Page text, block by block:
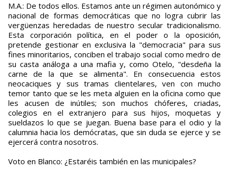
M.A.: De todos ellos. Estamos ante un régimen autonómico y
nacional de formas democráticas que no logra cubrir las
vergüenzas heredadas de nuestro secular tradicionalismo.
Esta corporación política, en el poder o la oposición,
pretende gestionar en exclusiva la "democracia" para sus
fines minoritarios, conciben el trabajo social como medro de
su casta análoga a una mafia y, como Otelo, "desdeña la
carne de la que se alimenta". En consecuencia estos
neocaciques y sus tramas clientelares, ven con mucho
temor tanto que se les meta alguien en la oficina como que
les acusen de inútiles; son muchos chóferes, criadas,
colegios en el extranjero para sus hijos, moquetas y
sueldazos lo que se juegan. Buena base para el odio y la
calumnia hacia los demócratas, que sin duda se ejerce y se
ejercerá contra nosotros.
Voto en Blanco: ¿Estaréis también en las municipales?